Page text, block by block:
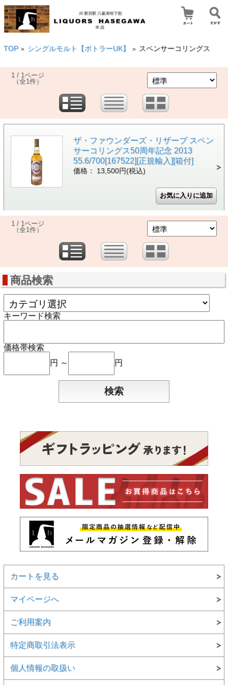
TOP > シングルモルト【ボトラーUK】 > スペンサーコリングス
1 / 1ページ
（全1件）
ザ・ファウンダーズ・リザーブ スペン
サーコリングス50周年記念 2013
55.6/700[167522][正規輸入][箱付]
価格： 13,500円(税込)
1 / 1ページ
（全1件）
商品検索
キーワード検索
価格帯検索
円 ～
円
カートを見る
マイページへ
ご利用案内
特定商取引法表示
個人情報の取扱い